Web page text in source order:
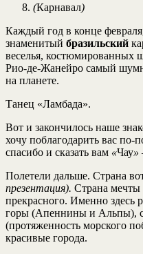
(Карнавал)
Каждый год в конце
знаменитый бразильский
веселья, костюмированных
Рио-де-Жанейро самый
на планете.
Танец «Ламбада».
Вот и закончилось наше
хочу поблагодарить вас по-
спасибо и сказать вам «Чау»
Полетели дальше. Страна
презентация). Страна мечты
прекрасного. Именно
горы (Апеннины и Альпы),
(протяженность морского
красивые города.